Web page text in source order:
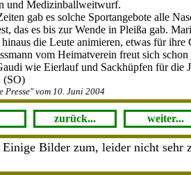
und Medizinballweitwurf.
gab es solche Sportangebote alle
das es bis zur Wende in Pleißa gab.
die Leute animieren, etwas für ihre
vom Heimatverein freut sich
wie Eierlauf und Sackhüpfen für die
(SO)
Presse" vom 10. Juni 2004
zurück... weiter...
Einige Bilder zum, leider nicht sehr